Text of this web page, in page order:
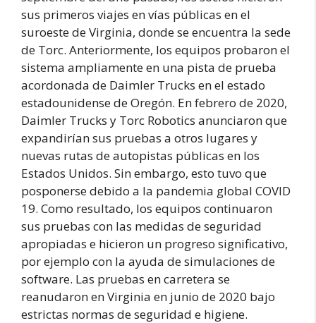
sus primeros viajes en vías públicas en el
suroeste de Virginia, donde se encuentra la sede
de Torc. Anteriormente, los equipos probaron el
sistema ampliamente en una pista de prueba
acordonada de Daimler Trucks en el estado
estadounidense de Oregón. En febrero de 2020,
Daimler Trucks y Torc Robotics anunciaron que
expandirían sus pruebas a otros lugares y
nuevas rutas de autopistas públicas en los
Estados Unidos. Sin embargo, esto tuvo que
posponerse debido a la pandemia global COVID
19. Como resultado, los equipos continuaron
sus pruebas con las medidas de seguridad
apropiadas e hicieron un progreso significativo,
por ejemplo con la ayuda de simulaciones de
software. Las pruebas en carretera se
reanudaron en Virginia en junio de 2020 bajo
estrictas normas de seguridad e higiene.